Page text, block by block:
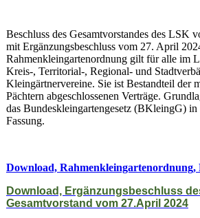
Beschluss des Gesamtvorstandes des LSK
mit Ergänzungsbeschluss vom 27. April
Rahmenkleingartenordnung gilt für alle im
Kreis-, Territorial-, Regional- und
Kleingärtnervereine. Sie ist Bestandteil der
Pächtern abgeschlossenen Verträge.
das Bundeskleingartengesetz (BKleingG)
Fassung.
Download, Rahmenkleingartenordnung,
Download, Ergänzungsbeschluss
Gesamtvorstand vom 27.April 2024